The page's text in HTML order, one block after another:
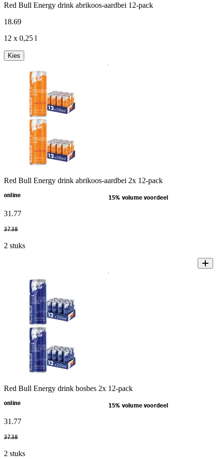
Red Bull Energy drink abrikoos-aardbei 12-pack
18.69
12 x 0,25 l
Kies
Red Bull Energy drink abrikoos-aardbei 2x 12-pack
online 15% volume voordeel
31 .77
37.38
2 stuks
Red Bull Energy drink bosbes 2x 12-pack
online 15% volume voordeel
31 .77
37.38
2 stuks